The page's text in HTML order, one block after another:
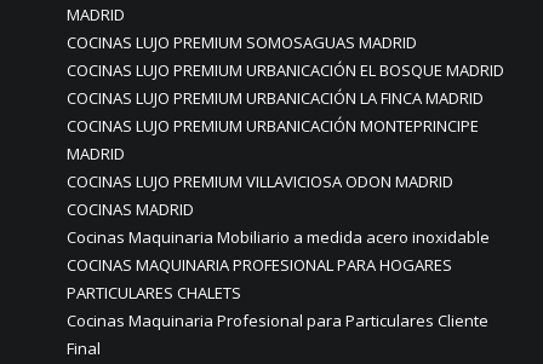
MADRID
COCINAS LUJO PREMIUM SOMOSAGUAS MADRID
COCINAS LUJO PREMIUM URBANICACIÓN EL BOSQUE MADRID
COCINAS LUJO PREMIUM URBANICACIÓN LA FINCA MADRID
COCINAS LUJO PREMIUM URBANICACIÓN MONTEPRINCIPE
MADRID
COCINAS LUJO PREMIUM VILLAVICIOSA ODON MADRID
COCINAS MADRID
Cocinas Maquinaria Mobiliario a medida acero inoxidable
COCINAS MAQUINARIA PROFESIONAL PARA HOGARES
PARTICULARES CHALETS
Cocinas Maquinaria Profesional para Particulares Cliente
Final